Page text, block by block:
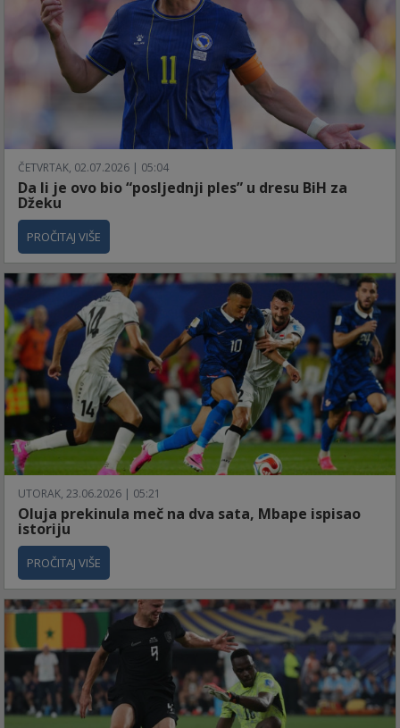
ČETVRTAK, 02.07.2026 | 05:04
Da li je ovo bio “posljednji ples” u dresu BiH za
Džeku
PROČITAJ VIŠE
UTORAK, 23.06.2026 | 05:21
Oluja prekinula meč na dva sata, Mbape ispisao
istoriju
PROČITAJ VIŠE